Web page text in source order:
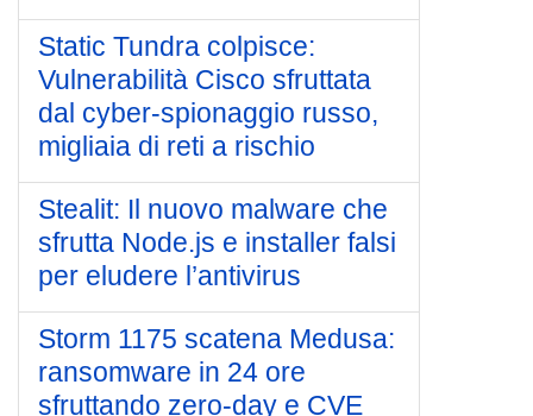
Static Tundra colpisce:
Vulnerabilità Cisco sfruttata
dal cyber-spionaggio russo,
migliaia di reti a rischio
Stealit: Il nuovo malware che
sfrutta Node.js e installer falsi
per eludere l’antivirus
Storm 1175 scatena Medusa:
ransomware in 24 ore
sfruttando zero‑day e CVE